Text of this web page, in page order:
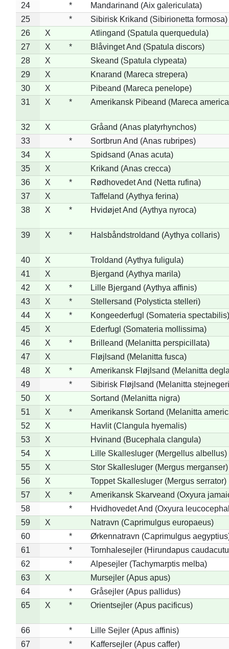
24
*
Mandarinand (Aix galericulata)
25
*
Sibirisk Krikand (Sibirionetta formosa)
26
X
Atlingand (Spatula querquedula)
27
X *
Blåvinget And (Spatula discors)
28
X
Skeand (Spatula clypeata)
29
X
Knarand (Mareca strepera)
30
X
Pibeand (Mareca penelope)
31
X * Amerikansk Pibeand (Mareca
32 X
Gråand (Anas platyrhynchos)
33
*
Sortbrun And (Anas rubripes)
34
X
Spidsand (Anas acuta)
35
X
Krikand (Anas crecca)
36
X *
Rødhovedet And (Netta rufina)
37
X
Taffeland (Aythya ferina)
38
X * Hvidøjet And (Aythya nyroca)
39 X * Halsbåndstroldand (Aythya collaris)
40 X
Troldand (Aythya fuligula)
41
X
Bjergand (Aythya marila)
42
X *
Lille Bjergand (Aythya affinis)
43
X *
Stellersand (Polysticta stelleri)
44
X *
Kongeederfugl (Somateria spectabilis)
45
X
Ederfugl (Somateria mollissima)
46
X *
Brilleand (Melanitta perspicillata)
47
X
Fløjlsand (Melanitta fusca)
48
X *
Amerikansk Fløjlsand (Melanitta
49
*
Sibirisk Fløjlsand (Melanitta
50
X
Sortand (Melanitta nigra)
51
X *
Amerikansk Sortand (Melanitta
52
X
Havlit (Clangula hyemalis)
53
X
Hvinand (Bucephala clangula)
54
X
Lille Skallesluger (Mergellus albellus)
55
X
Stor Skallesluger (Mergus merganser)
56
X
Toppet Skallesluger (Mergus serrator)
57
X *
Amerikansk Skarveand (Oxyura
58
*
Hvidhovedet And (Oxyura
59
X
Natravn (Caprimulgus europaeus)
60
*
Ørkennatravn (Caprimulgus
61
*
Tornhalesejler (Hirundapus
62
*
Alpesejler (Tachymarptis melba)
63
X
Mursejler (Apus apus)
64
*
Gråsejler (Apus pallidus)
65
X * Orientsejler (Apus pacificus)
66 *
Lille Sejler (Apus affinis)
67
*
Kaffersejler (Apus caffer)